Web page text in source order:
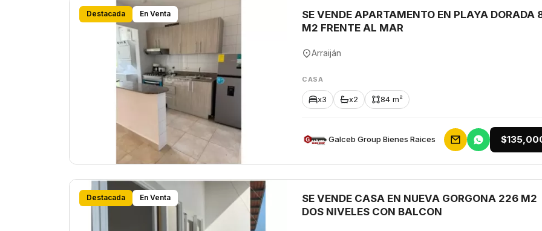
Destacada En Venta
SE VENDE APARTAMENTO EN PLAYA DORADA
M2 FRENTE AL MAR
Arraiján
CASA
x3 x2 84 m²
Galceb Group Bienes Raices
Destacada En Venta
SE VENDE CASA EN NUEVA GORGONA 226 M2
DOS NIVELES CON BALCON